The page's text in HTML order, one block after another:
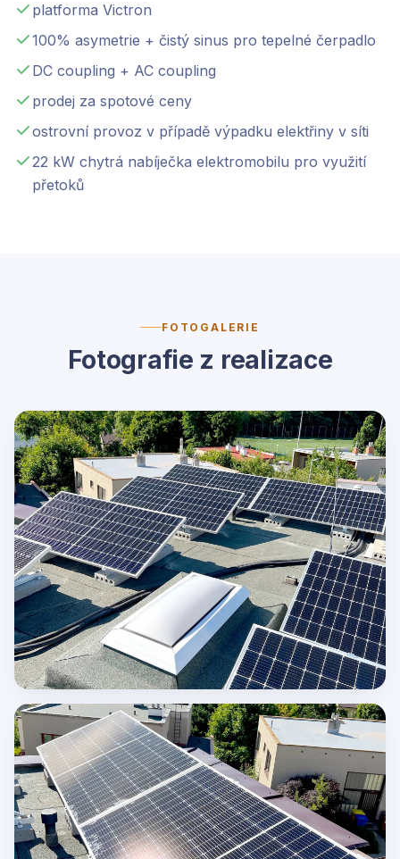
platforma Victron
100% asymetrie + čistý sinus pro tepelné čerpadlo
DC coupling + AC coupling
prodej za spotové ceny
ostrovní provoz v případě výpadku elektřiny v síti
22 kW chytrá nabíječka elektromobilu pro využití
přetoků
FOTOGALERIE
Fotografie z realizace